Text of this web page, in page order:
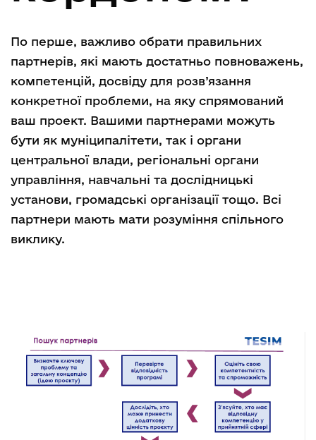
По перше, важливо обрати правильних
партнерів, які мають достатньо повноважень,
компетенцій, досвіду для розв’язання
конкретної проблеми, на яку спрямований
ваш проект. Вашими партнерами можуть
бути як муніципалітети, так і органи
центральної влади, регіональні органи
управління, навчальні та дослідницькі
установи, громадські організації тощо. Всі
партнери мають мати розуміння спільного
виклику.